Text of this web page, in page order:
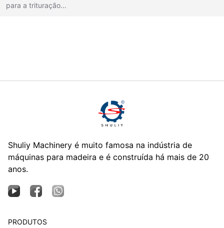
para a trituração…
Shuliy Machinery é muito famosa na indústria de
máquinas para madeira e é construída há mais de 20
anos.
PRODUTOS